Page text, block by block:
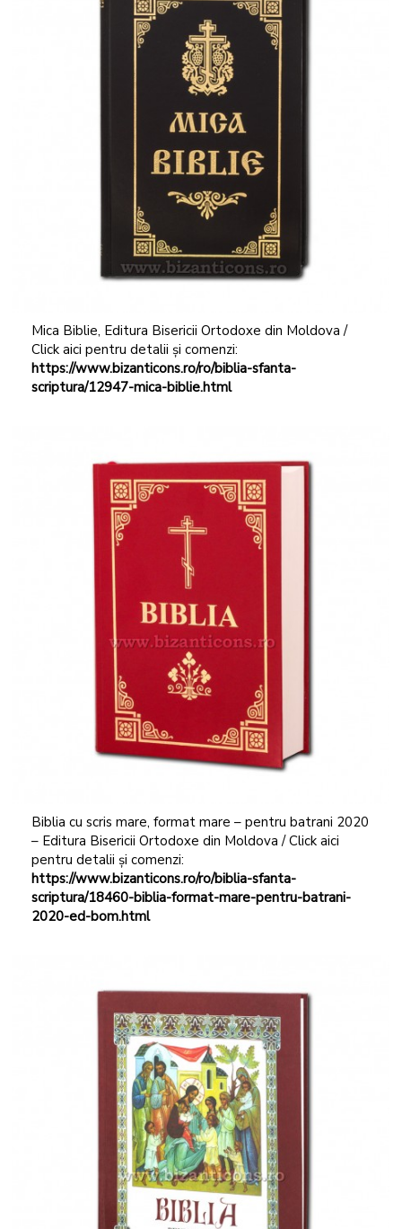
Mica Biblie, Editura Bisericii Ortodoxe din Moldova /
Click aici pentru detalii și comenzi:
https://www.bizanticons.ro/ro/biblia-sfanta-
scriptura/12947-mica-biblie.html
Biblia cu scris mare, format mare – pentru batrani 2020
– Editura Bisericii Ortodoxe din Moldova / Click aici
pentru detalii și comenzi:
https://www.bizanticons.ro/ro/biblia-sfanta-
scriptura/18460-biblia-format-mare-pentru-batrani-
2020-ed-bom.html